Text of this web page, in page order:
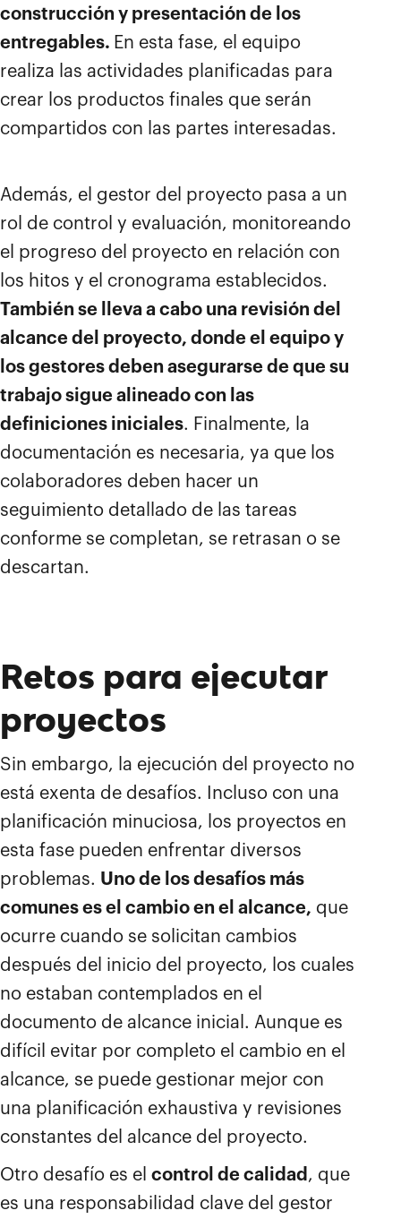
construcción y presentación de los
entregables. En esta fase, el equipo
realiza las actividades planificadas para
crear los productos finales que serán
compartidos con las partes interesadas.
Además, el gestor del proyecto pasa a un
rol de control y evaluación, monitoreando
el progreso del proyecto en relación con
los hitos y el cronograma establecidos.
También se lleva a cabo una revisión del
alcance del proyecto, donde el equipo y
los gestores deben asegurarse de que su
trabajo sigue alineado con las
definiciones iniciales. Finalmente, la
documentación es necesaria, ya que los
colaboradores deben hacer un
seguimiento detallado de las tareas
conforme se completan, se retrasan o se
descartan.
Retos para ejecutar
proyectos
Sin embargo, la ejecución del proyecto no
está exenta de desafíos. Incluso con una
planificación minuciosa, los proyectos en
esta fase pueden enfrentar diversos
problemas. Uno de los desafíos más
comunes es el cambio en el alcance, que
ocurre cuando se solicitan cambios
después del inicio del proyecto, los cuales
no estaban contemplados en el
documento de alcance inicial. Aunque es
difícil evitar por completo el cambio en el
alcance, se puede gestionar mejor con
una planificación exhaustiva y revisiones
constantes del alcance del proyecto.
Otro desafío es el control de calidad , que
es una responsabilidad clave del gestor